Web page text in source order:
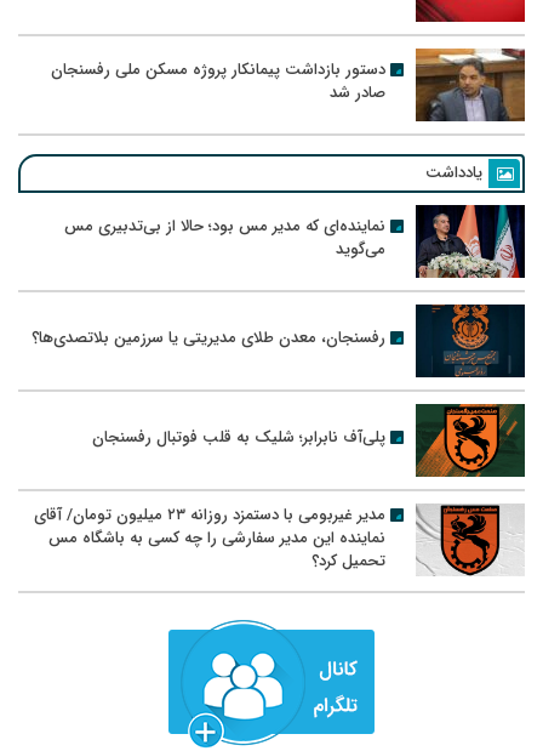
دستور بازداشت پیمانکار پروژه مسکن ملی رفسنجان
صادر شد
یادداشت
نماینده‌ای که مدیر مس بود؛ حالا از بی‌تدبیری مس
می‌گوید
رفسنجان، معدن طلای مدیریتی یا سرزمین بلاتصدی‌ها؟
پلی‌آف نابرابر؛ شلیک به قلب فوتبال رفسنجان
مدیر غیربومی با دستمزد روزانه ۲۳ میلیون تومان/ آقای
نماینده این مدیر سفارشی را چه کسی به باشگاه مس
تحمیل کرد؟